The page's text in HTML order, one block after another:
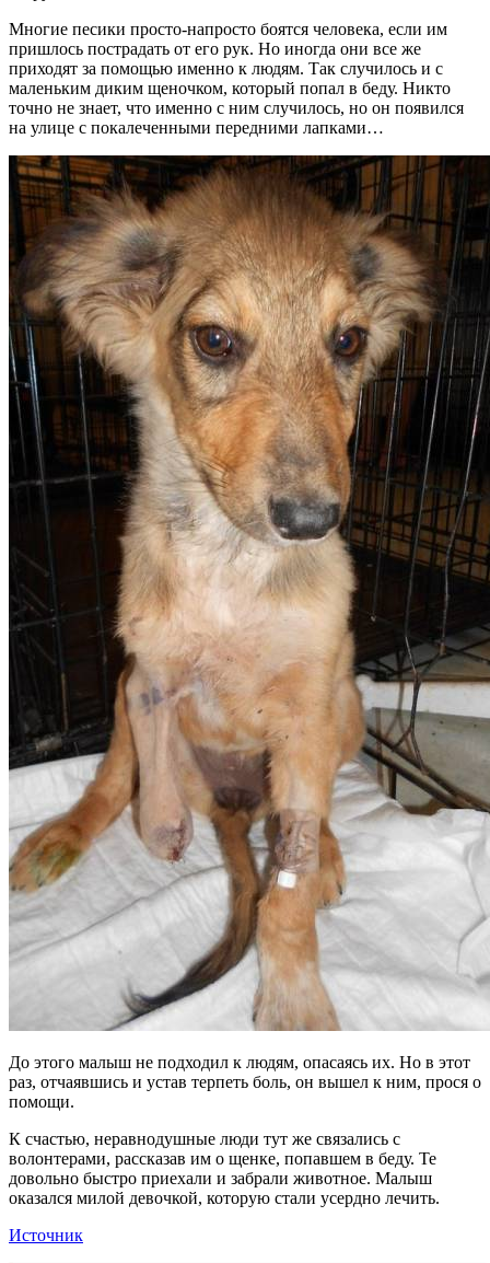
Многие песики просто-напросто боятся человека, если им
пришлось пострадать от его рук. Но иногда они все же
приходят за помощью именно к людям. Так случилось и с
маленьким диким щеночком, который попал в беду. Никто
точно не знает, что именно с ним случилось, но он появился
на улице с покалеченными передними лапками…
До этого малыш не подходил к людям, опасаясь их. Но в этот
раз, отчаявшись и устав терпеть боль, он вышел к ним, прося о
помощи.
К счастью, неравнодушные люди тут же связались с
волонтерами, рассказав им о щенке, попавшем в беду. Те
довольно быстро приехали и забрали животное. Малыш
оказался милой девочкой, которую стали усердно лечить.
Источник